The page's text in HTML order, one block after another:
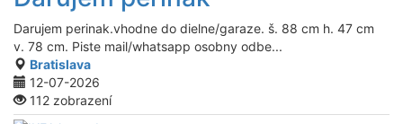
Darujem perinak.vhodne do dielne/garaze. š. 88 cm h. 47 cm
v. 78 cm. Piste mail/whatsapp osobny odbe...
Bratislava
12-07-2026
112 zobrazení